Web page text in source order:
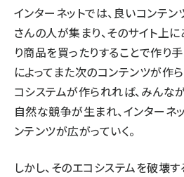
インターネットでは、良いコンテ
さんの人が集まり、そのサイト上
り商品を買ったりすることで作り
によってまた次のコンテンツが作
コシステムが作られれば、みんな
自然な競争が生まれ、インターネ
ンテンツが広がっていく。
しかし、そのエコシステムを破壊す